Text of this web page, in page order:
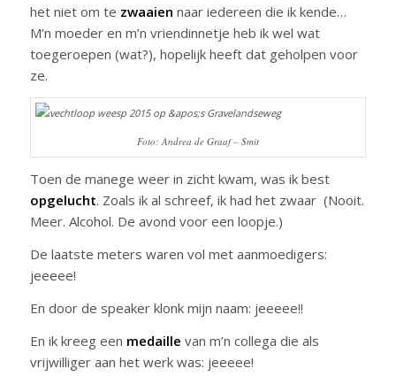
het niet om te zwaaien naar iedereen die ik kende…
M’n moeder en m’n vriendinnetje heb ik wel wat
toegeroepen (wat?), hopelijk heeft dat geholpen voor
ze.
Foto: Andrea de Graaf – Smit
Toen de manege weer in zicht kwam, was ik best
opgelucht. Zoals ik al schreef, ik had het zwaar (Nooit.
Meer. Alcohol. De avond voor een loopje.)
De laatste meters waren vol met aanmoedigers:
jeeeee!
En door de speaker klonk mijn naam: jeeeee!!
En ik kreeg een medaille van m’n collega die als
vrijwilliger aan het werk was: jeeeee!